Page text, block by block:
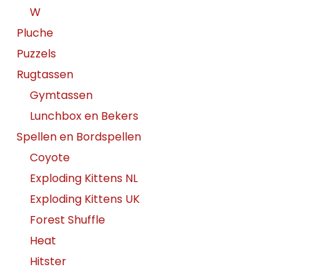
W
Pluche
Puzzels
Rugtassen
Gymtassen
Lunchbox en Bekers
Spellen en Bordspellen
Coyote
Exploding Kittens NL
Exploding Kittens UK
Forest Shuffle
Heat
Hitster